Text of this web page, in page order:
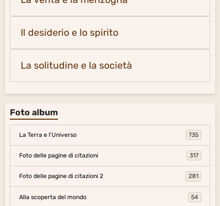
Il desiderio e lo spirito
La solitudine e la società
Foto album
La Terra e l'Universo 735
Foto delle pagine di citazioni 317
Foto delle pagine di citazioni 2 281
Alla scoperta del mondo 54